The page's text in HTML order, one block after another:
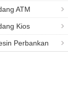
ATM
Kios
Perbankan